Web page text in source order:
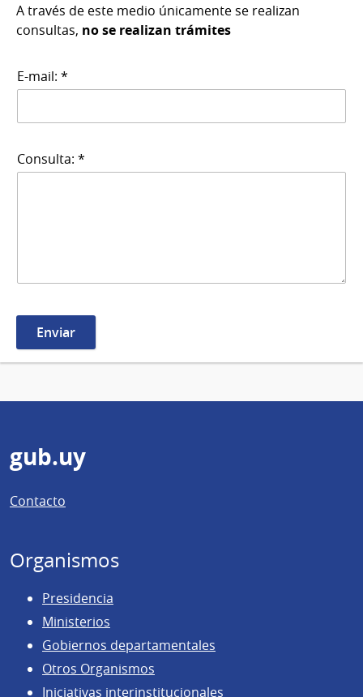
A través de este medio únicamente se realizan
consultas, no se realizan trámites
E-mail: *
Consulta: *
Pie
de
página
gub.uy
Contacto
Organismos
Presidencia
Ministerios
Gobiernos departamentales
Otros Organismos
Iniciativas interinstitucionales